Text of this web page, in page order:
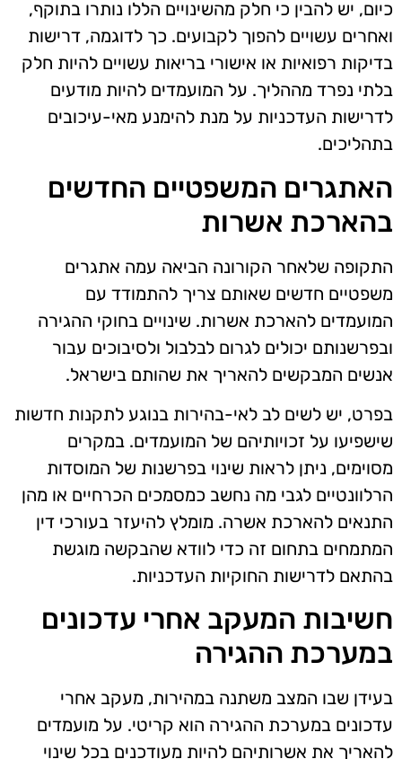
כיום, יש להבין כי חלק מהשינויים הללו נותרו בתוקף,
ואחרים עשויים להפוך לקבועים. כך לדוגמה, דרישות
בדיקות רפואיות או אישורי בריאות עשויים להיות חלק
בלתי נפרד מההליך. על המועמדים להיות מודעים
לדרישות העדכניות על מנת להימנע מאי-עיכובים
בתהליכים.
האתגרים המשפטיים החדשים
בהארכת אשרות
התקופה שלאחר הקורונה הביאה עמה אתגרים
משפטיים חדשים שאותם צריך להתמודד עם
המועמדים להארכת אשרות. שינויים בחוקי ההגירה
ובפרשנותם יכולים לגרום לבלבול ולסיבוכים עבור
אנשים המבקשים להאריך את שהותם בישראל.
בפרט, יש לשים לב לאי-בהירות בנוגע לתקנות חדשות
שישפיעו על זכויותיהם של המועמדים. במקרים
מסוימים, ניתן לראות שינוי בפרשנות של המוסדות
הרלוונטיים לגבי מה נחשב כמסמכים הכרחיים או מהן
התנאים להארכת אשרה. מומלץ להיעזר בעורכי דין
המתמחים בתחום זה כדי לוודא שהבקשה מוגשת
בהתאם לדרישות החוקיות העדכניות.
חשיבות המעקב אחרי עדכונים
במערכת ההגירה
בעידן שבו המצב משתנה במהירות, מעקב אחרי
עדכונים במערכת ההגירה הוא קריטי. על מועמדים
להאריך את אשרותיהם להיות מעודכנים בכל שינוי